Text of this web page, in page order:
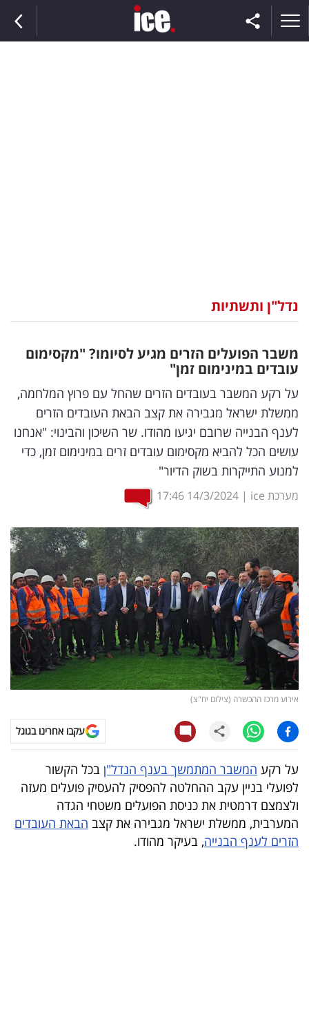
וצרכנות
דיגיטל
וטק
שיווק
ופרסום
משפט
ומחקרים
דעות
רכילות
עסקית
קריפטו
ויראלי
עסקי
ספורט
קריירה
ולימודים
מינויים
נדל"ן ותשתיות
משבר הפועלים הזרים מגיע לסיומו? "מקסימום
עובדים במינימום זמן"
על רקע המשבר בעובדים הזרים שהחל עם פרוץ המלחמה,
ממשלת ישראל מגבירה את קצב הבאת העובדים הזרים
לענף הבנייה שרובם יגיעו מהודו. שר השיכון והבינוי: "אנחנו
עושים הכל להביא מקסימום עובדים זרים במינימום זמן, כדי
למנוע התייקרות בשוק הדיור"
מערכת ice |
14/3/2024
17:46
אירוע מרכז ההכשרה (צילום יח"צ)
עקבו אחרינו בגוגל
על רקע המשבר המתמשך בענף הנדל"ן בכל הקשור
לפועלי בניין עקב ההחלטה להפסיק להעסיק פועלים מעזה
ולצמצם דרמטית את כניסת הפועלים משטחי הגדה
המערבית, ממשלת ישראל מגבירה את קצב הבאת העובדים
הזרים לענף הבנייה, בעיקר מהודו.